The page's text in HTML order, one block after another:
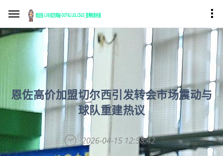
恩佐高价加盟切尔西引发转会市场震动与
球队重建热议
2026-04-15 12:58:42